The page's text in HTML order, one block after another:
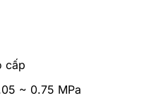
cấp
~ 0.75 MPa